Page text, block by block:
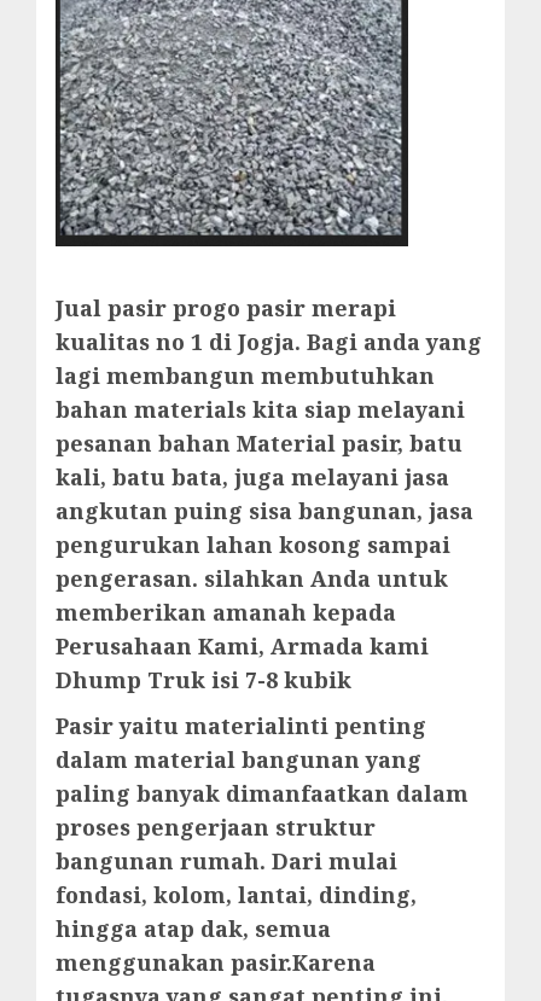
Jual pasir progo pasir merapi
kualitas no 1 di Jogja. Bagi anda yang
lagi membangun membutuhkan
bahan materials kita siap melayani
pesanan bahan Material pasir, batu
kali, batu bata, juga melayani jasa
angkutan puing sisa bangunan, jasa
pengurukan lahan kosong sampai
pengerasan. silahkan Anda untuk
memberikan amanah kepada
Perusahaan Kami, Armada kami
Dhump Truk isi 7-8 kubik
Pasir yaitu materialinti penting
dalam material bangunan yang
paling banyak dimanfaatkan dalam
proses pengerjaan struktur
bangunan rumah. Dari mulai
fondasi, kolom, lantai, dinding,
hingga atap dak, semua
menggunakan pasir.Karena